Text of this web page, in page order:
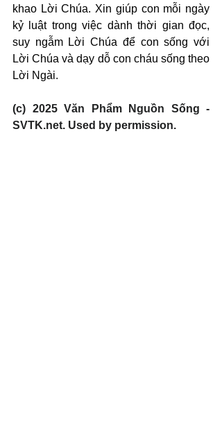
khao Lời Chúa. Xin giúp con mỗi ngày
kỷ luật trong việc dành thời gian đọc,
suy ngẫm Lời Chúa để con sống với
Lời Chúa và dạy dỗ con cháu sống theo
Lời Ngài.
(c) 2025 Văn Phẩm Nguồn Sống -
SVTK.net. Used by permission.